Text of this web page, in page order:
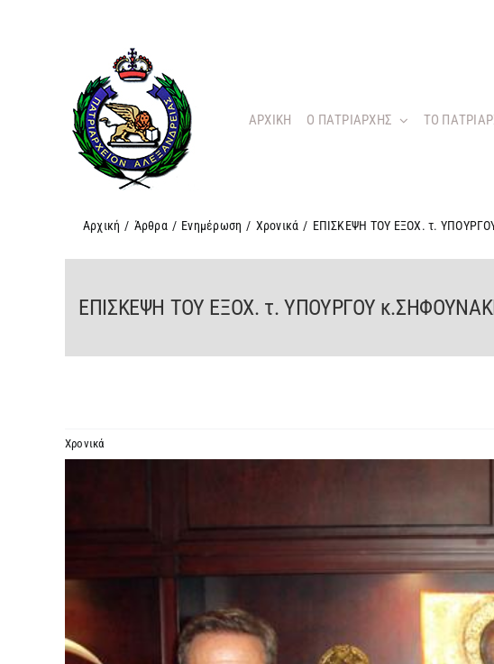
ΑΡΧΙΚΗ O ΠΑΤΡΙΑΡΧΗΣ ΤΟ
Αρχική / Άρθρα / Ενημέρωση / Χρονικά / ΕΠΙΣΚΕΨΗ ΤΟΥ ΕΞΟΧ. τ.
ΕΠΙΣΚΕΨΗ ΤΟΥ ΕΞΟΧ. τ. ΥΠΟΥΡΓΟΥ
Χρονικά